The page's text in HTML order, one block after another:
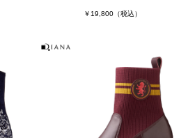
￥19,800 （税込）